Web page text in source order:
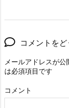
コメントを
メールアドレスが公
は必須項目です
コメント